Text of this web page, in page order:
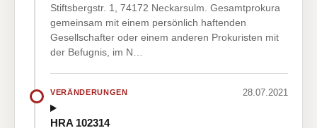
Stiftsbergstr. 1, 74172 Neckarsulm. Gesamtprokura
gemeinsam mit einem persönlich haftenden
Gesellschafter oder einem anderen Prokuristen mit
der Befugnis, im N…
VERÄNDERUNGEN 28.07.2021
HRA 102314